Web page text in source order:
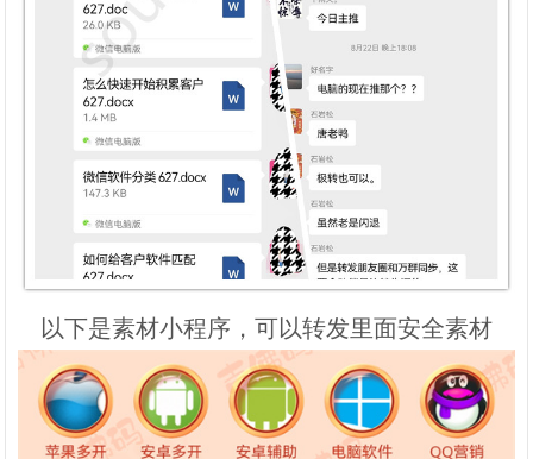
以下是素材小程序，可以转发里面安全素材